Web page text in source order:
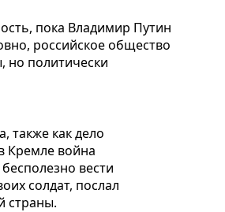
пока Владимир Путин
российское общество
но политически
также как дело
Кремле война
вести
солдат, послал
страны.